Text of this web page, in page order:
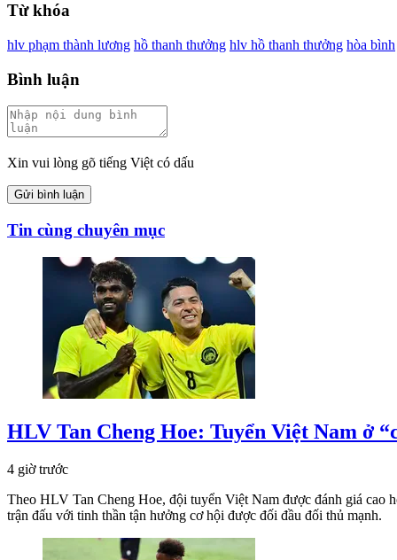
Từ khóa
hlv phạm thành lương hồ thanh thưởng hlv hồ thanh thưởng hòa bình
Bình luận
Xin vui lòng gõ tiếng Việt có dấu
Gửi bình luận
Tin cùng chuyên mục
HLV Tan Cheng Hoe: Tuyển Việt Nam ở
4 giờ trước
Theo HLV Tan Cheng Hoe, đội tuyển Việt Nam được đánh giá cao
trận đấu với tinh thần tận hưởng cơ hội được đối đầu đối thủ mạnh.